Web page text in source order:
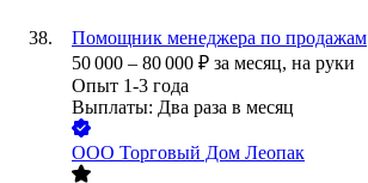
Помощник менеджера по продажам
50 000 – 80 000 ₽ за месяц, на руки
Опыт 1-3 года
Выплаты: Два раза в месяц
ООО Торговый Дом Леопак